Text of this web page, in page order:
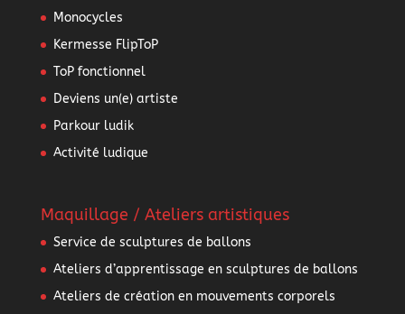
Monocycles
Kermesse FlipToP
ToP fonctionnel
Deviens un(e) artiste
Parkour ludik
Activité ludique
Maquillage / Ateliers artistiques
Service de sculptures de ballons
Ateliers d’apprentissage en sculptures de ballons
Ateliers de création en mouvements corporels